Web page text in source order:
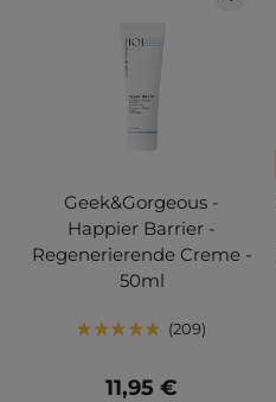
Geek&Gorgeous -
Happier Barrier -
Regenerierende Creme -
50ml
209
11,95 €